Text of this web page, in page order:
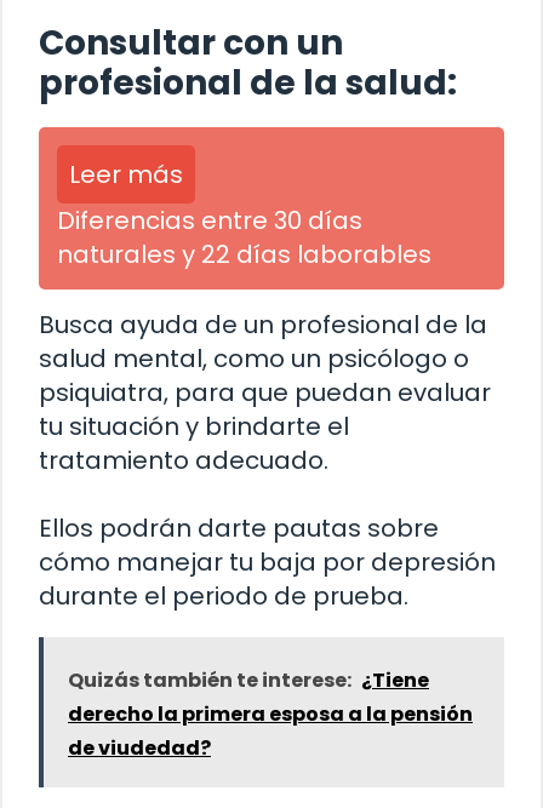
Consultar con un
profesional de la salud:
Leer más
Diferencias entre 30 días
naturales y 22 días laborables
Busca ayuda de un profesional de la
salud mental, como un psicólogo o
psiquiatra, para que puedan evaluar
tu situación y brindarte el
tratamiento adecuado.
Ellos podrán darte pautas sobre
cómo manejar tu baja por depresión
durante el periodo de prueba.
Quizás también te interese: ¿Tiene
derecho la primera esposa a la pensión
de viudedad?